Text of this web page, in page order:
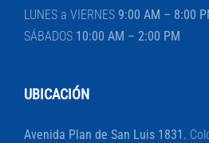
LUNES a VIERNES 9:00 AM – 8:00
SÁBADOS 10:00 AM – 2:00 PM
UBICACIÓN
Avenida Plan de San Luis 1831.